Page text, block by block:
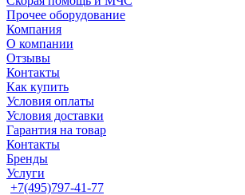
Прочее оборудование
Компания
О компании
Отзывы
Контакты
Как купить
Условия оплаты
Условия доставки
Гарантия на товар
Контакты
Бренды
Услуги
+7(495)797-41-77